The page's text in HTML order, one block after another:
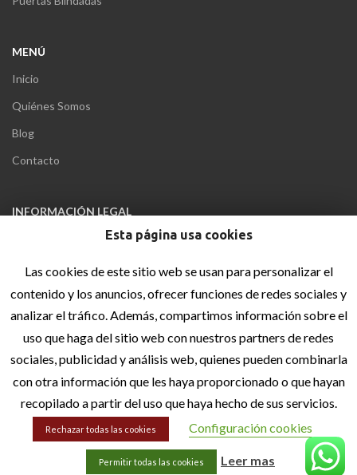
MENÚ
Inicio
Quiénes Somos
Blog
Contacto
INFORMACIÓN LEGAL
Política de privacidad
Política de cookies
Accesibilidad
Sitemap
Design by
Esta página usa cookies
Las cookies de este sitio web se usan para personalizar el
contenido y los anuncios, ofrecer funciones de redes sociales y
analizar el tráfico. Además, compartimos información sobre el
uso que haga del sitio web con nuestros partners de redes
sociales, publicidad y análisis web, quienes pueden combinarla
con otra información que les haya proporcionado o que hayan
recopilado a partir del uso que haya hecho de sus servicios.
Rechazar todas las cookies Configuración cookies
Permitir todas las cookies Leer mas